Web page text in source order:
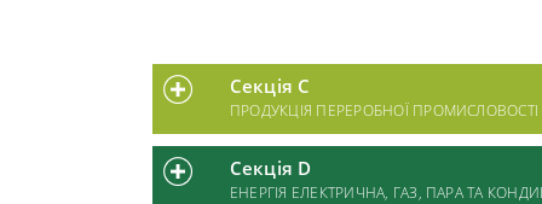
Секція C
ПРОДУКЦІЯ ПЕРЕРОБНОЇ ПРОМИСЛОВОСТІ
Секція D
ЕНЕРГІЯ ЕЛЕКТРИЧНА, ГАЗ, ПАРА ТА